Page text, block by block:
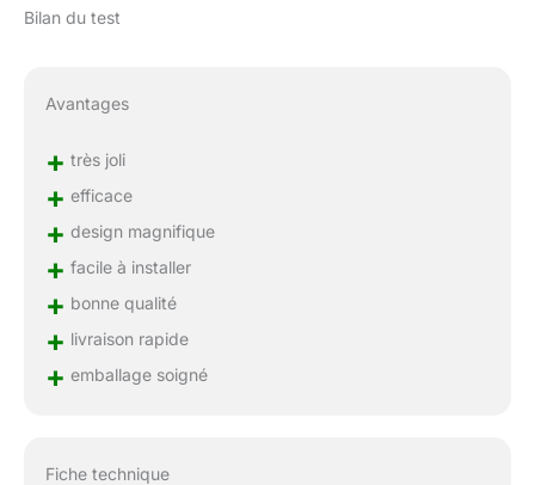
Bilan du test
Avantages
+ très joli
+ efficace
+ design magnifique
+ facile à installer
+ bonne qualité
+ livraison rapide
+ emballage soigné
Fiche technique